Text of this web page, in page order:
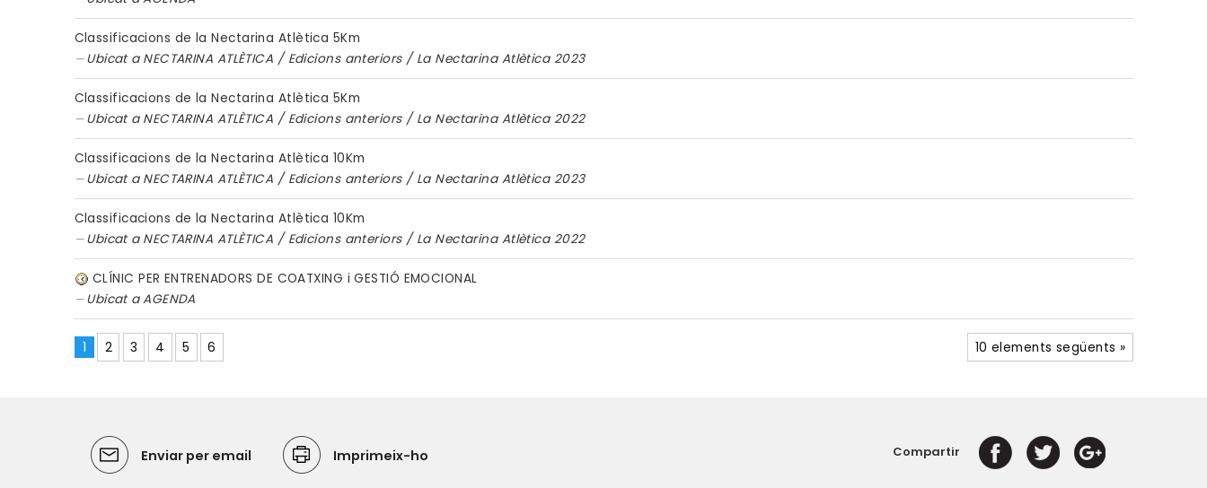
Classificacions de la Nectarina Atlètica 5Km
Ubicat a NECTARINA ATLÈTICA / Edicions anteriors / La Nectarina Atlètica 2023
Classificacions de la Nectarina Atlètica 5Km
Ubicat a NECTARINA ATLÈTICA / Edicions anteriors / La Nectarina Atlètica 2022
Classificacions de la Nectarina Atlètica 10Km
Ubicat a NECTARINA ATLÈTICA / Edicions anteriors / La Nectarina Atlètica 2023
Classificacions de la Nectarina Atlètica 10Km
Ubicat a NECTARINA ATLÈTICA / Edicions anteriors / La Nectarina Atlètica 2022
CLÍNIC PER ENTRENADORS DE COATXING i GESTIÓ EMOCIONAL
Ubicat aAGENDA
10 elements següents »
1 2 3 4 5 6
Enviar per email Imprimeix-ho Compartir